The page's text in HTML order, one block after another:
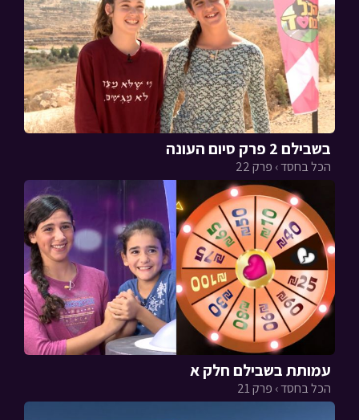
בשבילם 2 פרק סיום העונה
הכל בחסד › פרק 22
עמותת בשבילם חלק א
הכל בחסד › פרק 21